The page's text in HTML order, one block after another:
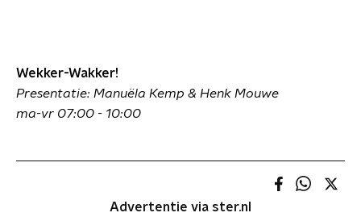
Wekker-Wakker!
Presentatie: Manuëla Kemp & Henk Mouwe
ma-vr 07:00 - 10:00
Advertentie via ster.nl